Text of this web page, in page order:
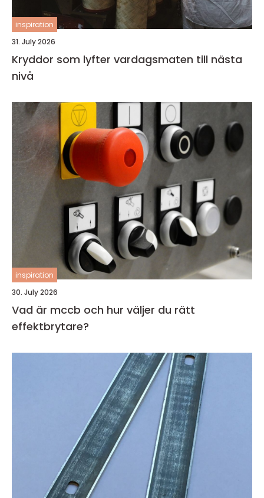
inspiration
31. July 2026
Kryddor som lyfter vardagsmaten till nästa
nivå
inspiration
30. July 2026
Vad är mccb och hur väljer du rätt
effektbrytare?